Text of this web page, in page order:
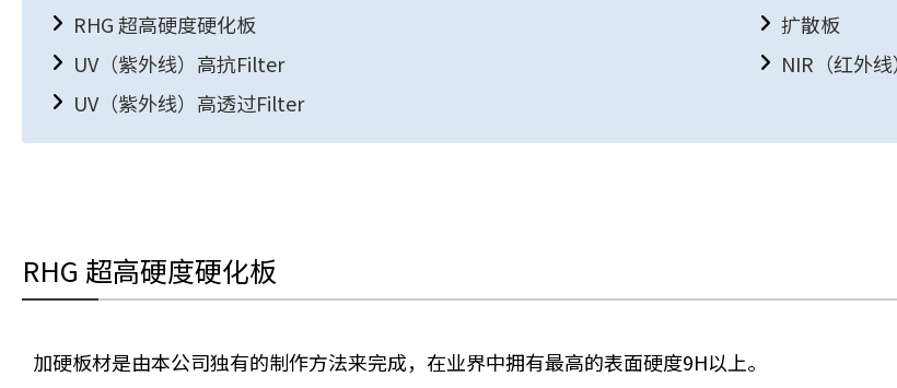
RHG 超高硬度硬化板
UV（紫外线）高抗Filter
UV（紫外线）高透过Filter
扩散板
NIR（红外
RHG 超高硬度硬化板
加硬板材是由本公司独有的制作方法来完成，在业界中拥有最高的表面硬度9H以上。